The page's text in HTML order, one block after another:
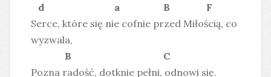
d a B F
Serce, które się nie cofnie przed Miłością, co
wyzwala,
B C
Pozna radość, dotknie pełni, odnowi się.